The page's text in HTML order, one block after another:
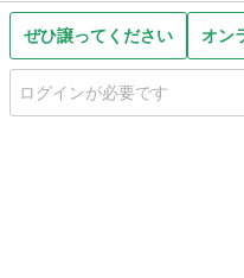
ぜひ譲ってください オン